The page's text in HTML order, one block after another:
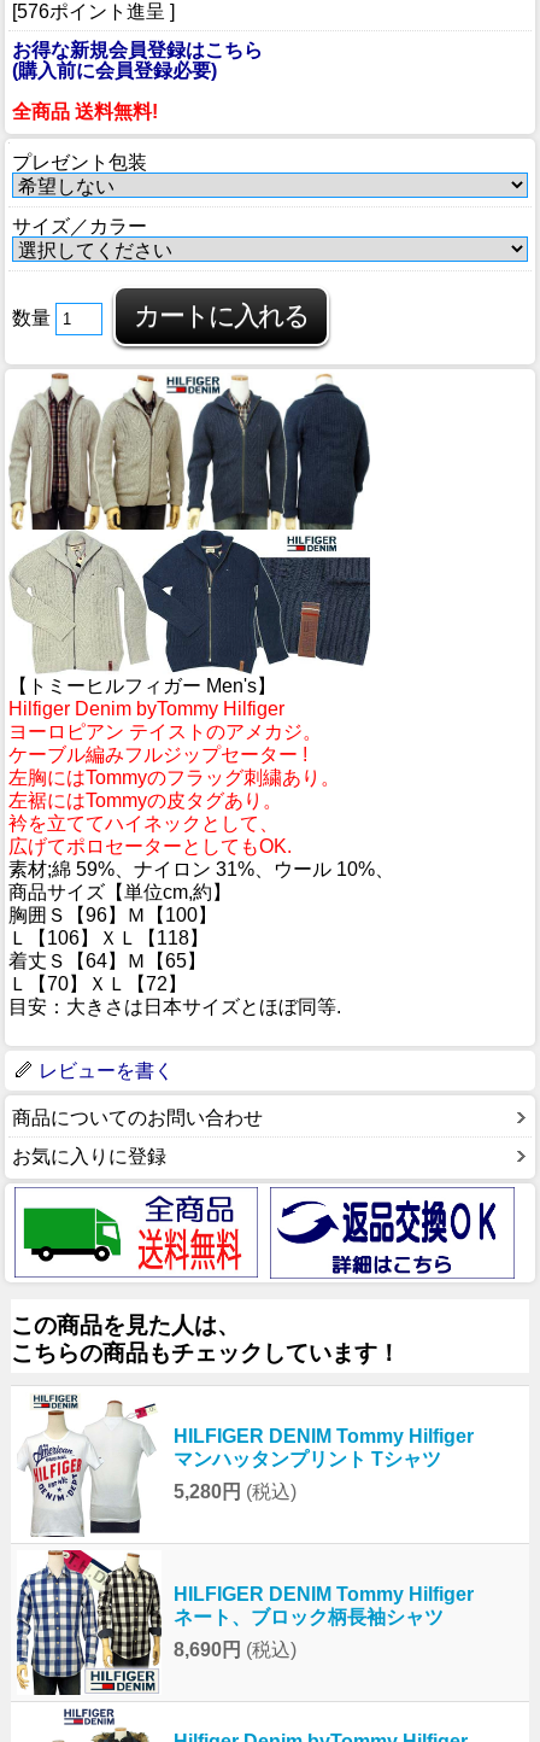
[576ポイント進呈 ]
お得な新規会員登録はこちら
(購入前に会員登録必要)
全商品 送料無料!
プレゼント包装
サイズ／カラー
数量
【トミーヒルフィガー Men's】
Hilfiger Denim byTommy Hilfiger
ヨーロピアン テイストのアメカジ。
ケーブル編みフルジップセーター !
左胸にはTommyのフラッグ刺繍あり。
左裾にはTommyの皮タグあり。
衿を立ててハイネックとして、
広げてポロセーターとしてもOK.
素材;綿 59%、ナイロン 31%、ウール 10%、
商品サイズ【単位cm,約】
胸囲Ｓ【96】Ｍ【100】
Ｌ【106】ＸＬ【118】
着丈Ｓ【64】Ｍ【65】
Ｌ【70】ＸＬ【72】
目安：大きさは日本サイズとほぼ同等.
レビューを書く
商品についてのお問い合わせ
お気に入りに登録
この商品を見た人は、
こちらの商品もチェックしています！
HILFIGER DENIM Tommy Hilfiger
マンハッタンプリント Tシャツ
5,280円 (税込)
HILFIGER DENIM Tommy Hilfiger
ネート、ブロック柄長袖シャツ
8,690円 (税込)